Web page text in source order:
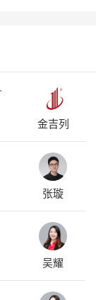
金吉列
张璇
吴耀